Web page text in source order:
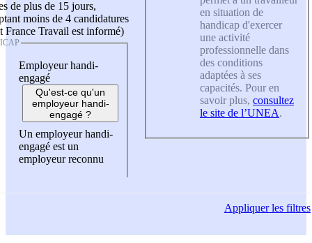
de plus de 15 jours,
moins de 4 candidatures
France Travail est informé)
Employeur handi-
engagé
Qu'est-ce qu'un
employeur handi-
engagé ?
Un employeur handi-
engagé est un
employeur reconnu
en situation de
handicap d'exercer
une activité
professionnelle dans
des conditions
adaptées à ses
capacités. Pour en
savoir plus, consultez
le site de l’UNEA.
Appliquerles filtres